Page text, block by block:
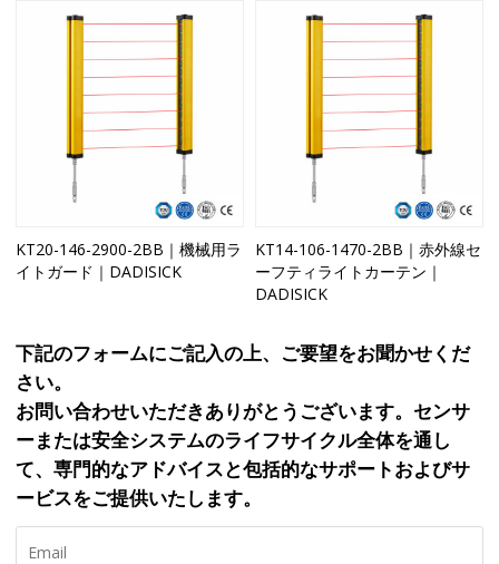
KT20-146-2900-2BB｜機械用ラ
イトガード｜DADISICK
KT14-106-1470-2BB｜赤外線セ
ーフティライトカーテン｜
DADISICK
下記のフォームにご記入の上、ご要望をお聞かせくだ
さい。
お問い合わせいただきありがとうございます。センサ
ーまたは安全システムのライフサイクル全体を通し
て、専門的なアドバイスと包括的なサポートおよびサ
ービスをご提供いたします。